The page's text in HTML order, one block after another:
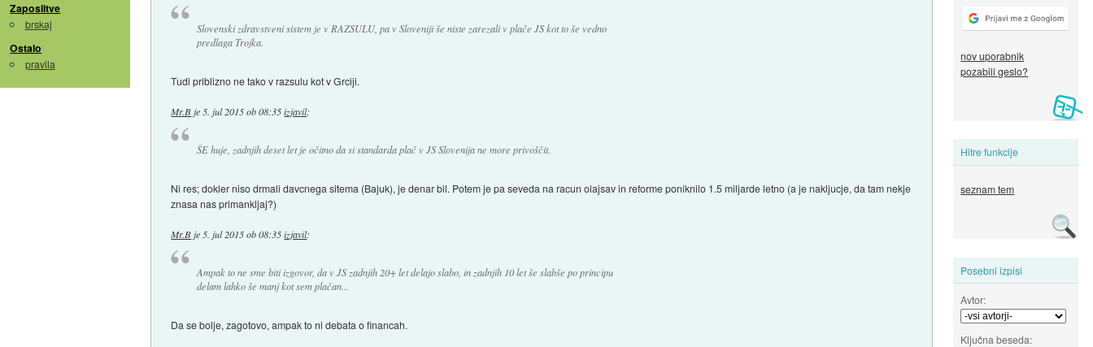
Zaposlitve
brskaj
Ostalo
pravila
nov uporabnik
pozabili geslo?
Hitre funkcije
seznam tem
Posebni izpisi
Avtor:
Ključna beseda:
Slovenski zdravstveni sistem je v RAZSULU, pa v Sloveniji še niste zarezali v plače JS kot to še vedno
predlaga Trojka.
Tudi priblizno ne tako v razsulu kot v Grciji.
Mr.B je 5. jul 2015 ob 08:35 izjavil:
ŠE huje, zadnjih deset let je očitno da si standarda plač v JS Slovenija ne more privoščit.
Ni res; dokler niso drmali davcnega sitema (Bajuk), je denar bil. Potem je pa seveda na racun olajsav in reforme poniknilo 1.5 miljarde letno (a je nakljucje, da tam nekje
znasa nas primankljaj?)
Mr.B je 5. jul 2015 ob 08:35 izjavil:
Ampak to ne sme biti izgovor, da v JS zadnjih 20+ let delajo slabo, in zadnjih 10 let še slabše po principu
delam lahko še manj kot sem plačan...
Da se bolje, zagotovo, ampak to ni debata o financah.